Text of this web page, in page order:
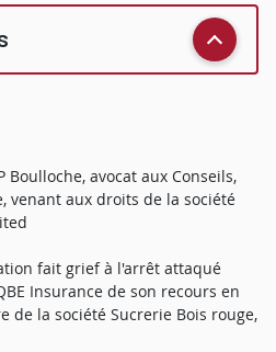
Boulloche, avocat aux Conseils,
venant aux droits de la société
fait grief à l'arrêt attaqué
Insurance de son recours en
de la société Sucrerie Bois rouge,